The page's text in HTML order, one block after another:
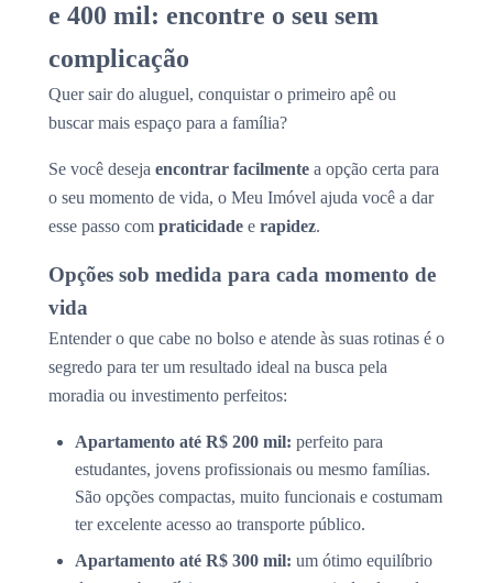
e 400 mil: encontre o seu sem
complicação
Quer sair do aluguel, conquistar o primeiro apê ou
buscar mais espaço para a família?
Se você deseja encontrar facilmente a opção certa para
o seu momento de vida, o Meu Imóvel ajuda você a dar
esse passo com praticidade e rapidez.
Opções sob medida para cada momento de
vida
Entender o que cabe no bolso e atende às suas rotinas é o
segredo para ter um resultado ideal na busca pela
moradia ou investimento perfeitos:
Apartamento até R$ 200 mil: perfeito para
estudantes, jovens profissionais ou mesmo famílias.
São opções compactas, muito funcionais e costumam
ter excelente acesso ao transporte público.
Apartamento até R$ 300 mil: um ótimo equilíbrio